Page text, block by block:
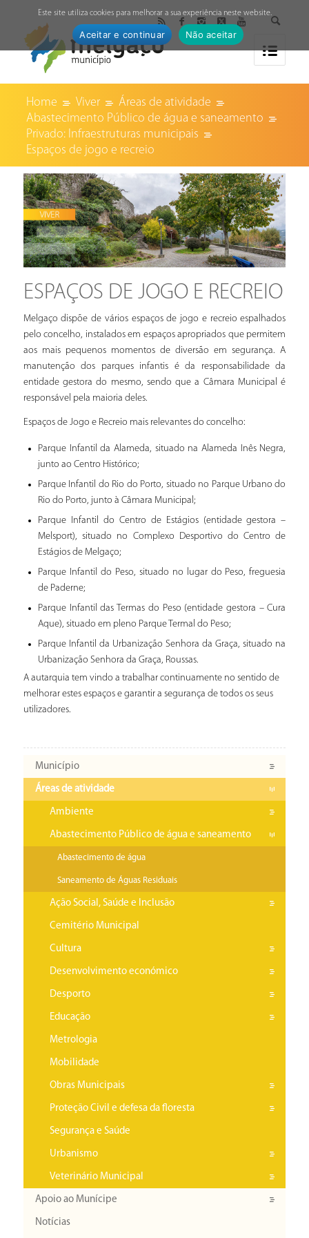
Home Viver
Áreas de atividade
Abastecimento Público de água e saneamento
Privado: Infraestruturas municipais
Espaços de jogo e recreio
ESPAÇOS DE JOGO E RECREIO
Melgaço dispõe de vários espaços de jogo e recreio espalhados
pelo concelho, instalados em espaços apropriados que permitem
aos mais pequenos momentos de diversão em segurança. A
manutenção dos parques infantis é da responsabilidade da
entidade gestora do mesmo, sendo que a Câmara Municipal é
responsável pela maioria deles.
Espaços de Jogo e Recreio mais relevantes do concelho:
Parque Infantil da Alameda, situado na Alameda Inês Negra,
junto ao Centro Histórico;
Parque Infantil do Rio do Porto, situado no Parque Urbano do
Rio do Porto, junto à Câmara Municipal;
Parque Infantil do Centro de Estágios (entidade gestora –
Melsport), situado no Complexo Desportivo do Centro de
Estágios de Melgaço;
Parque Infantil do Peso, situado no lugar do Peso, freguesia
de Paderne;
Parque Infantil das Termas do Peso (entidade gestora – Cura
Aque), situado em pleno Parque Termal do Peso;
Parque Infantil da Urbanização Senhora da Graça, situado na
Urbanização Senhora da Graça, Roussas.
A autarquia tem vindo a trabalhar continuamente no sentido de
melhorar estes espaços e garantir a segurança de todos os seus
utilizadores.
Município
Áreas de atividade
Ambiente
Abastecimento Público de água e saneamento
Abastecimento de água
Saneamento de Águas Residuais
Ação Social, Saúde e Inclusão
Cemitério Municipal
Cultura
Desenvolvimento económico
Desporto
Educação
Metrologia
Mobilidade
Obras Municipais
Proteção Civil e defesa da floresta
Segurança e Saúde
Urbanismo
Veterinário Municipal
Apoio ao Munícipe
Notícias
Este site utiliza cookies para melhorar a sua experiência neste website.
Aceitar e continuar Não aceitar